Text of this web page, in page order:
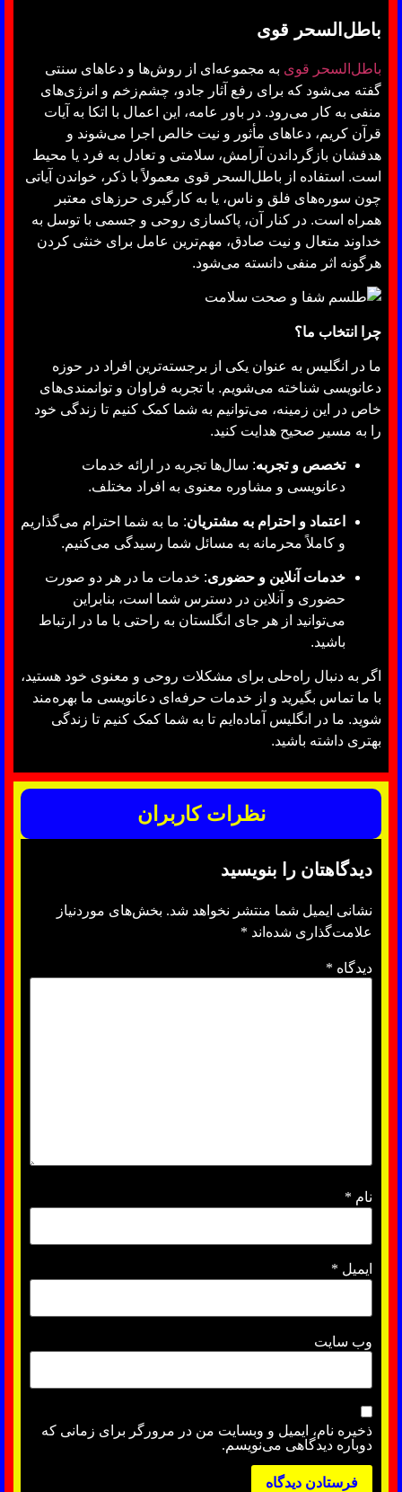
باطل‌السحر قوی
باطل‌السحر قوی به مجموعه‌ای از روش‌ها و دعاهای سنتی
گفته می‌شود که برای رفع آثار جادو، چشم‌زخم و انرژی‌های
منفی به کار می‌رود. در باور عامه، این اعمال با اتکا به آیات
قرآن کریم، دعاهای مأثور و نیت خالص اجرا می‌شوند و
هدفشان بازگرداندن آرامش، سلامتی و تعادل به فرد یا محیط
است. استفاده از باطل‌السحر قوی معمولاً با ذکر، خواندن آیاتی
چون سوره‌های فلق و ناس، یا به کارگیری حرزهای معتبر
همراه است. در کنار آن، پاکسازی روحی و جسمی با توسل به
خداوند متعال و نیت صادق، مهم‌ترین عامل برای خنثی کردن
هرگونه اثر منفی دانسته می‌شود.
چرا انتخاب ما؟
ما در انگلیس به عنوان یکی از برجسته‌ترین افراد در حوزه
دعانویسی شناخته می‌شویم. با تجربه فراوان و توانمندی‌های
خاص در این زمینه، می‌توانیم به شما کمک کنیم تا زندگی خود
را به مسیر صحیح هدایت کنید.
تخصص و تجربه: سال‌ها تجربه در ارائه خدمات
دعانویسی و مشاوره معنوی به افراد مختلف.
اعتماد و احترام به مشتریان: ما به شما احترام می‌گذاریم
و کاملاً محرمانه به مسائل شما رسیدگی می‌کنیم.
خدمات آنلاین و حضوری: خدمات ما در هر دو صورت
حضوری و آنلاین در دسترس شما است، بنابراین
می‌توانید از هر جای انگلستان به راحتی با ما در ارتباط
باشید.
اگر به دنبال راه‌حلی برای مشکلات روحی و معنوی خود هستید،
با ما تماس بگیرید و از خدمات حرفه‌ای دعانویسی ما بهره‌مند
شوید. ما در انگلیس آماده‌ایم تا به شما کمک کنیم تا زندگی
بهتری داشته باشید.
نظرات کاربران
دیدگاهتان را بنویسید
نشانی ایمیل شما منتشر نخواهد شد. بخش‌های موردنیاز
علامت‌گذاری شده‌اند *
دیدگاه *
نام *
ایمیل *
وب‌ سایت
ذخیره نام، ایمیل و وبسایت من در مرورگر برای زمانی که
دوباره دیدگاهی می‌نویسم.